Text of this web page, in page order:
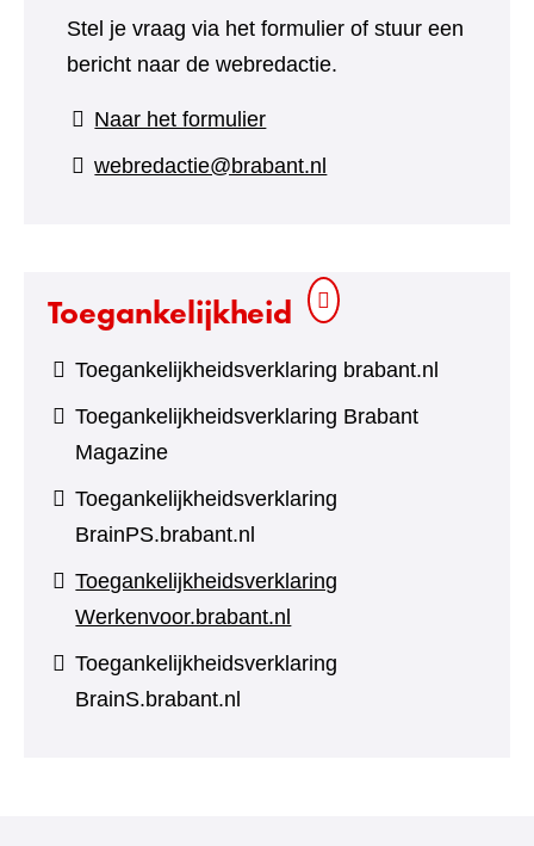
Stel je vraag via het formulier of stuur een
bericht naar de webredactie.
Naar het formulier(verwijst
naar
webredactie@brabant.nl
Toegankelijkheid
Toegankelijkheidsverklaring brabant.nl
Toegankelijkheidsverklaring Brabant
Magazine
Toegankelijkheidsverklaring
BrainPS.brabant.nl
Toegankelijkheidsverklaring
Werkenvoor.brabant.nl
Toegankelijkheidsverklaring
BrainS.brabant.nl